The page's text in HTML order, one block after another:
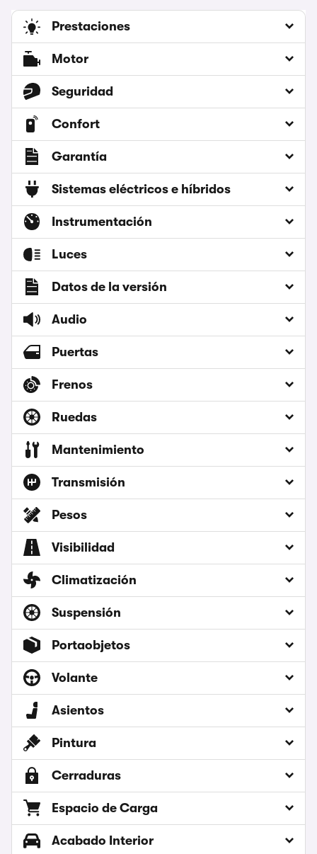
Prestaciones
Motor
Seguridad
Confort
Garantía
Sistemas eléctricos e híbridos
Instrumentación
Luces
Datos de la versión
Audio
Puertas
Frenos
Ruedas
Mantenimiento
Transmisión
Pesos
Visibilidad
Climatización
Suspensión
Portaobjetos
Volante
Asientos
Pintura
Cerraduras
Espacio de Carga
Acabado Interior